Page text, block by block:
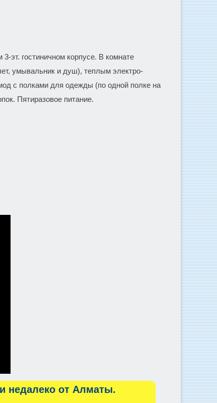
эт. гостиничном корпусе. В комнате
умывальник и душ), теплым электро-
с полками для одежды (по одной полке на
Пятиразовое питание.
недалеко от Алматы.